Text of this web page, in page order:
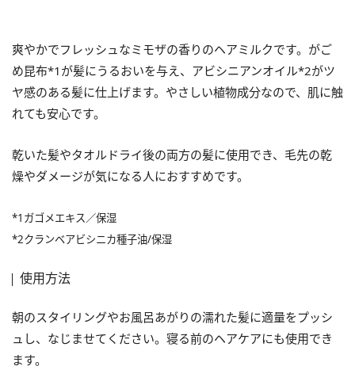
爽やかでフレッシュなミモザの香りのヘアミルクです。がご
め昆布*1が髪にうるおいを与え、アビシニアンオイル*2がツ
ヤ感のある髪に仕上げます。やさしい植物成分なので、肌に触
れても安心です。
乾いた髪やタオルドライ後の両方の髪に使用でき、毛先の乾
燥やダメージが気になる人におすすめです。
*1ガゴメエキス／保湿
*2クランベアビシニカ種子油/保湿
使用方法
朝のスタイリングやお風呂あがりの濡れた髪に適量をプッシ
ュし、なじませてください。寝る前のヘアケアにも使用でき
ます。